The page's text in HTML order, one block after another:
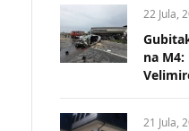
22 Jula,
na
21 Jula,